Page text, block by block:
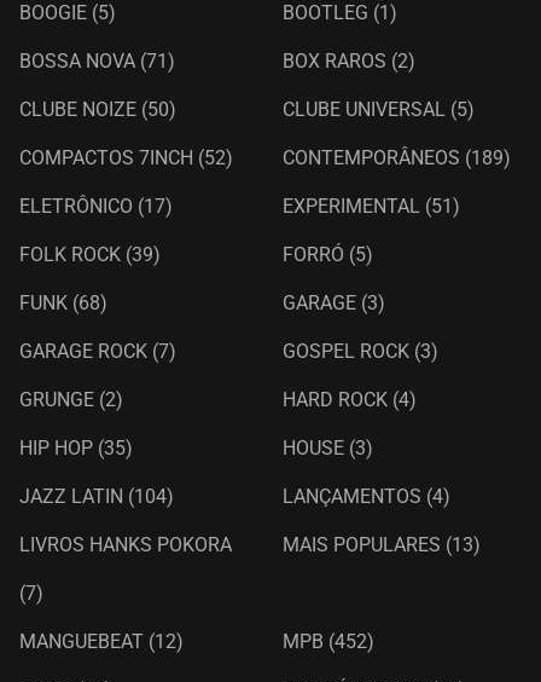
BOOGIE (5) BOOTLEG (1)
BOSSA NOVA (71) BOX RAROS (2)
CLUBE NOIZE (50) CLUBE UNIVERSAL (5)
COMPACTOS 7INCH (52) CONTEMPORÂNEOS (189)
ELETRÔNICO (17) EXPERIMENTAL (51)
FOLK ROCK (39) FORRÓ (5)
FUNK (68) GARAGE (3)
GARAGE ROCK (7) GOSPEL ROCK (3)
GRUNGE (2) HARD ROCK (4)
HIP HOP (35) HOUSE (3)
JAZZ LATIN (104) LANÇAMENTOS (4)
LIVROS HANKS POKORA
(7)
MAIS POPULARES (13)
MANGUEBEAT (12) MPB (452)